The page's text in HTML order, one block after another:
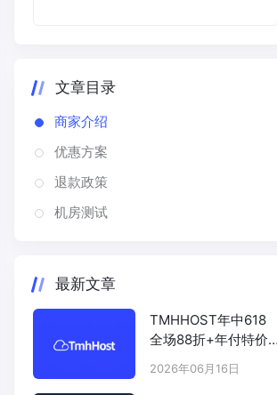
文章目录
商家介绍
优惠方案
退款政策
机房测试
最新文章
TMHHOST年中618
全场88折+年付特价
2026年06月16日